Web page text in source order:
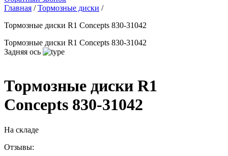
Главная / Тормозные диски /
Тормозные диски R1 Concepts 830-31042
Тормозные диски R1 Concepts 830-31042
Задняя ось
Тормозные диски R1
Concepts 830-31042
На складе
Отзывы: